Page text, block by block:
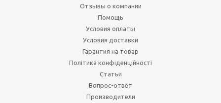
Отзывы о компании
Помощь
Условия оплаты
Условия доставки
Гарантия на товар
Політика конфіденційності
Статьи
Вопрос-ответ
Производители